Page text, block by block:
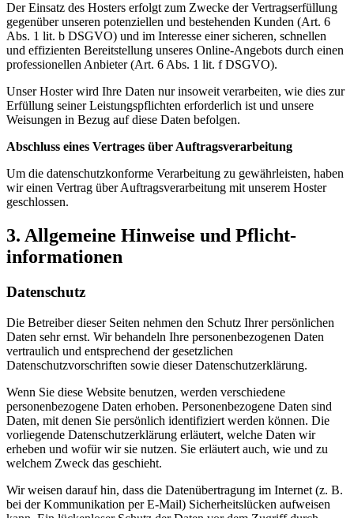
Der Einsatz des Hosters erfolgt zum Zwecke der Vertragserfüllung
gegenüber unseren potenziellen und bestehenden Kunden (Art. 6
Abs. 1 lit. b DSGVO) und im Interesse einer sicheren, schnellen
und effizienten Bereitstellung unseres Online-Angebots durch einen
professionellen Anbieter (Art. 6 Abs. 1 lit. f DSGVO).
Unser Hoster wird Ihre Daten nur insoweit verarbeiten, wie dies zur
Erfüllung seiner Leistungspflichten erforderlich ist und unsere
Weisungen in Bezug auf diese Daten befolgen.
Abschluss eines Vertrages über Auftragsverarbeitung
Um die datenschutzkonforme Verarbeitung zu gewährleisten, haben
wir einen Vertrag über Auftragsverarbeitung mit unserem Hoster
geschlossen.
3. Allgemeine Hinweise und Pflicht­
informationen
Datenschutz
Die Betreiber dieser Seiten nehmen den Schutz Ihrer persönlichen
Daten sehr ernst. Wir behandeln Ihre personenbezogenen Daten
vertraulich und entsprechend der gesetzlichen
Datenschutzvorschriften sowie dieser Datenschutzerklärung.
Wenn Sie diese Website benutzen, werden verschiedene
personenbezogene Daten erhoben. Personenbezogene Daten sind
Daten, mit denen Sie persönlich identifiziert werden können. Die
vorliegende Datenschutzerklärung erläutert, welche Daten wir
erheben und wofür wir sie nutzen. Sie erläutert auch, wie und zu
welchem Zweck das geschieht.
Wir weisen darauf hin, dass die Datenübertragung im Internet (z. B.
bei der Kommunikation per E-Mail) Sicherheitslücken aufweisen